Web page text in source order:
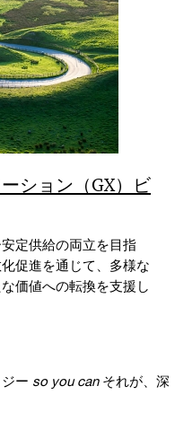
ション（GX）ビ
定供給の両立を目指
促進を通じて、多様な
価値への転換を支援し
ー so you can それが、深